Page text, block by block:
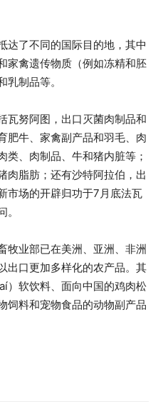
达了不同的国际目的地，其中
家禽遗传物质（例如冻精和胚
制品等。
瓦努阿图，出口灭菌肉制品和
肥牛、家禽副产品和羽毛、肉
类、肉制品、牛和猪内脏等；
肉脂肪；还有沙特阿拉伯，出
市场的开辟归功于7月底法瓦
牧业部已在美洲、亚洲、非洲
出口更加多样化的农产品。其
）软饮料、面向中国的鸡肉松
饲料和宠物食品的动物副产品